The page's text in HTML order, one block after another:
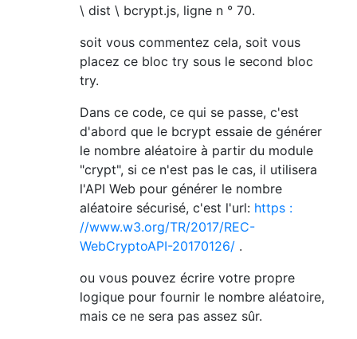
\ dist \ bcrypt.js, ligne n ° 70.
soit vous commentez cela, soit vous
placez ce bloc try sous le second bloc
try.
Dans ce code, ce qui se passe, c'est
d'abord que le bcrypt essaie de générer
le nombre aléatoire à partir du module
"crypt", si ce n'est pas le cas, il utilisera
l'API Web pour générer le nombre
aléatoire sécurisé, c'est l'url: https :
//www.w3.org/TR/2017/REC-
WebCryptoAPI-20170126/.
ou vous pouvez écrire votre propre
logique pour fournir le nombre aléatoire,
mais ce ne sera pas assez sûr.